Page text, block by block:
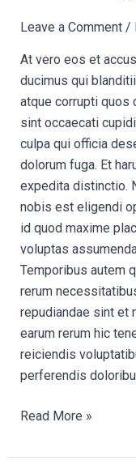
Leave a Comment /
At vero eos et
ducimus qui
atque corrupti quos
sint occaecati
culpa qui officia
dolorum fuga. Et
expedita distinctio.
nobis est eligendi
id quod maxime
voluptas
Temporibus autem
rerum
repudiandae sint et
earum rerum hic
reiciendis
perferendis
the
Technology
Read More »